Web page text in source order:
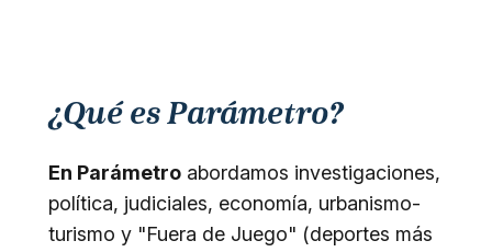
¿Qué es Parámetro?
En Parámetro abordamos investigaciones,
política, judiciales, economía, urbanismo-
turismo y "Fuera de Juego" (deportes más